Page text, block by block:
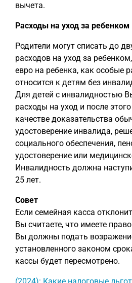
вычета.
Расходы на уход за ребенком
Родители могут списать до
расходов на уход за
евро на ребенка, как особые
относится к детям без
Для детей с инвалидностью
расходы на уход и после
качестве доказательства
удостоверение инвалида,
социального обеспечения,
удостоверение или
Инвалидность должна
25 лет.
Совет
Если семейная касса
Вы считаете, что имеете
Вы должны подать
установленного законом
кассы будет пересмотрено.